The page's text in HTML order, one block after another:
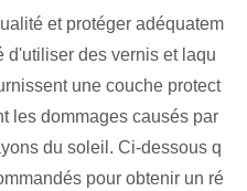
et protéger adéquatem
d'utiliser des vernis et laqu
une couche protect
les dommages causés par
du soleil. Ci-dessous q
pour obtenir un ré